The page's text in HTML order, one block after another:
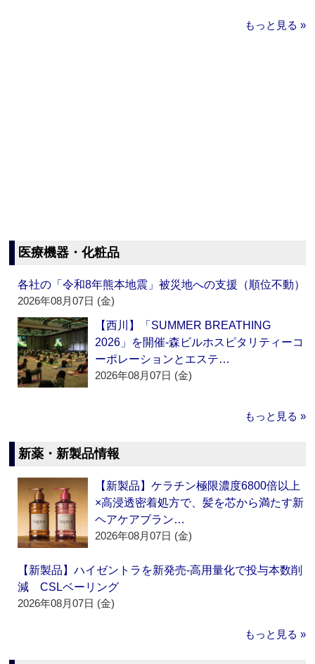
もっと見る »
医療機器・化粧品
各社の「令和8年熊本地震」被災地への支援（順位不動）
2026年08月07日 (金)
【西川】「SUMMER BREATHING
2026」を開催‐森ビルホスピタリティーコ
ーポレーションとエステ…
2026年08月07日 (金)
もっと見る »
新薬・新製品情報
【新製品】ケラチン極限濃度6800倍以上
×高浸透密着処方で、髪を芯から満たす新
ヘアケアブラン…
2026年08月07日 (金)
【新製品】ハイゼントラを新発売‐高用量化で投与本数削
減 CSLベーリング
2026年08月07日 (金)
もっと見る »